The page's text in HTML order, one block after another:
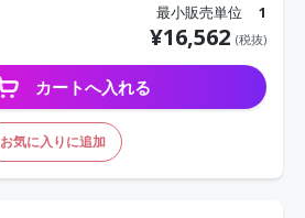
最小販売単位 1
¥16,562 (税抜)
カートへ入れる
お気に入りに追加